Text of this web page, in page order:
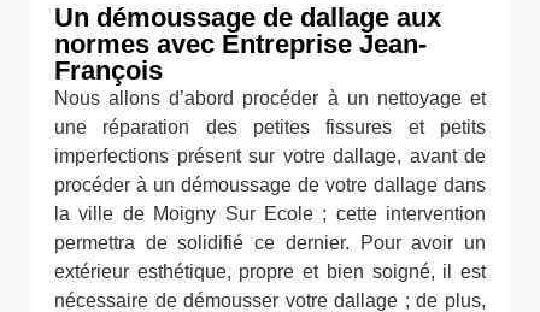
Un démoussage de dallage aux
normes avec Entreprise Jean-
François
Nous allons d’abord procéder à un nettoyage et
une réparation des petites fissures et petits
imperfections présent sur votre dallage, avant de
procéder à un démoussage de votre dallage dans
la ville de Moigny Sur Ecole ; cette intervention
permettra de solidifié ce dernier. Pour avoir un
extérieur esthétique, propre et bien soigné, il est
nécessaire de démousser votre dallage ; de plus,